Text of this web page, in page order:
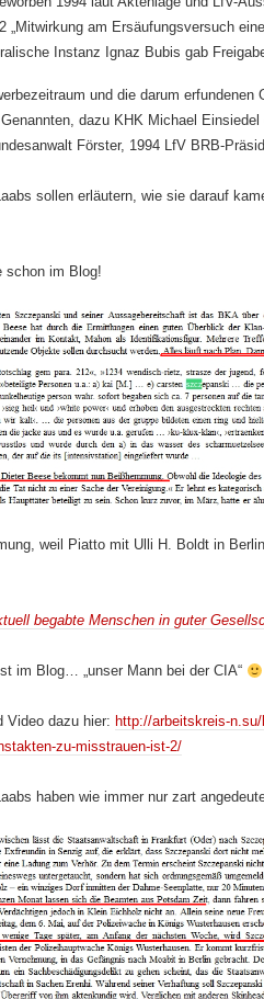
„Mitwirkung am Ersäufungsversuch
Instanz Ignaz Bubis gab
und die darum
dazu KHK Michael
Förster, 1994 LfV BRB-
sollen erläutern, wie sie darauf
schon im Blog!
weil Piatto mit Ulli H. Boldt in
begabte Menschen in guter
im Blog… „unser Mann bei der CIA“
Video dazu hier: http://arbeitskreis-
zu-misstrauen-ist-2/
haben wie immer nur zart